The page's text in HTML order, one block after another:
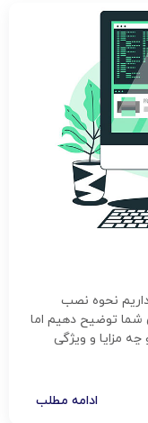
نحوه نصب
شما توضیح دهیم اما
چه مزایا و ویژگی
ادامه مطلب